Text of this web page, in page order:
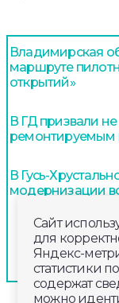
Владимирская
маршруте
открытий»
В ГД призвали
ремонтируемым
В Гусь-
модернизации
Сайт
для
Яндекс-
статистики
содержат
можно